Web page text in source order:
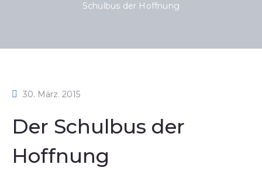
Schulbus der Hoffnung
30. März. 2015
Der Schulbus der
Hoffnung